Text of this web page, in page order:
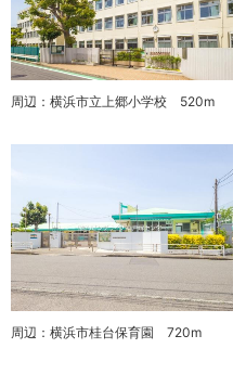
周辺：横浜市立上郷小学校 520m
周辺：横浜市桂台保育園 720m